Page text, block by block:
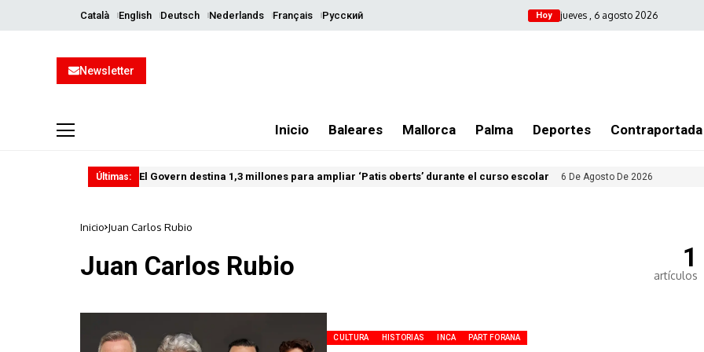
Català English Deutsch Nederlands Français Русский Hoy jueves , 6 agosto 2026
Newsletter
Inicio Baleares Mallorca Palma Deportes Contraportada
Últimas: El Govern destina 1,3 millones para ampliar ‘Patis oberts’ durante el curso escolar 6 De Agosto De 2026
Inicio Juan Carlos Rubio
Juan Carlos Rubio 1
artículos
CULTURA HISTORIAS INCA PART FORANA